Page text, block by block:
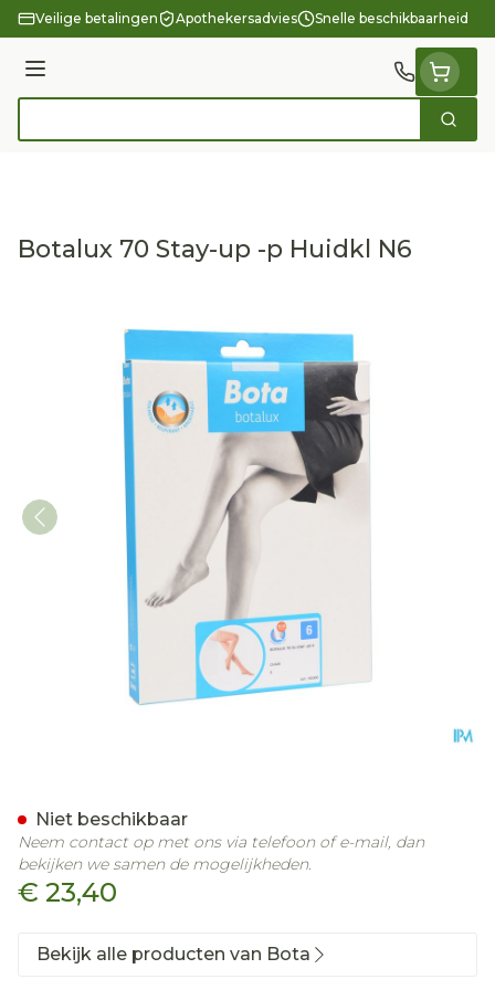
Ga naar de inhoud
Veilige betalingen Apothekersadvies Snelle beschikbaarheid
Menu
Zoek
Botalux 70 Stay-up -p Huidkl N6
€ 23,40
Niet beschikbaar
Neem contact op met ons via telefoon of e-mail, dan
bekijken we samen de mogelijkheden.
Bekijk alle producten van Bota